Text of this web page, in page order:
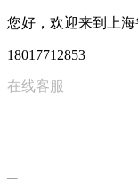
您好，欢迎来到上
18017712853
在线客服
|